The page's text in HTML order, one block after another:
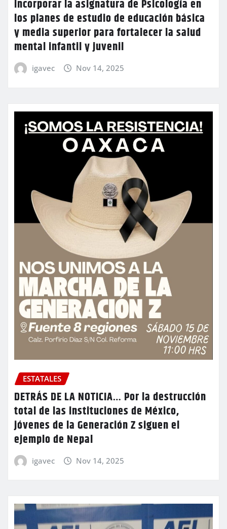
incorporar la asignatura de Psicología en
los planes de estudio de educación básica
y media superior para fortalecer la salud
mental infantil y juvenil
igavec Nov 14, 2025
ESTATALES
DETRÁS DE LA NOTICIA… Por la destrucción
total de las instituciones de México,
jóvenes de la Generación Z siguen el
ejemplo de Nepal
igavec Nov 14, 2025